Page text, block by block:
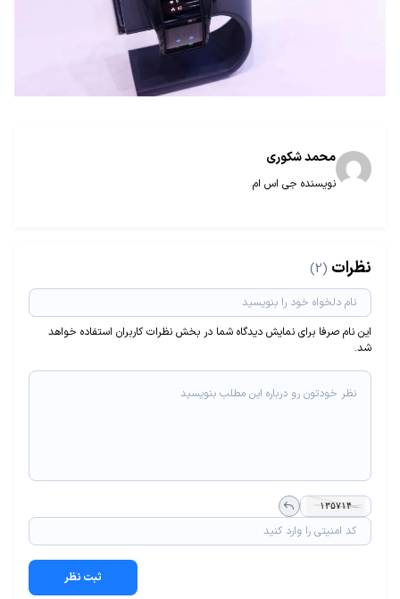
محمد شکوری
نویسنده جی اس ام
نظرات (2)
این نام صرفا برای نمایش دیدگاه شما در بخش نظرات کاربران استفاده خواهد
شد.
ثبت نظر